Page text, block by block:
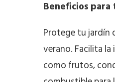
Beneficios para
Protege tu jardín
verano. Facilita
como frutos,